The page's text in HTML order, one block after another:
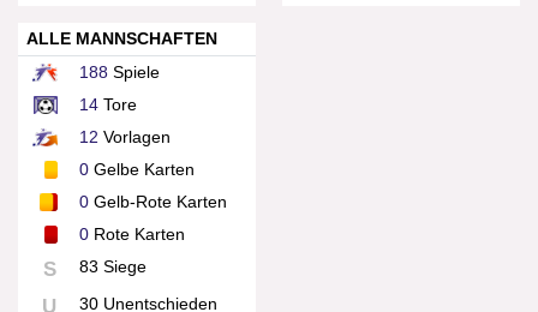
ALLE MANNSCHAFTEN
188 Spiele
14 Tore
12 Vorlagen
0 Gelbe Karten
0 Gelb-Rote Karten
0 Rote Karten
S 83 Siege
U 30 Unentschieden